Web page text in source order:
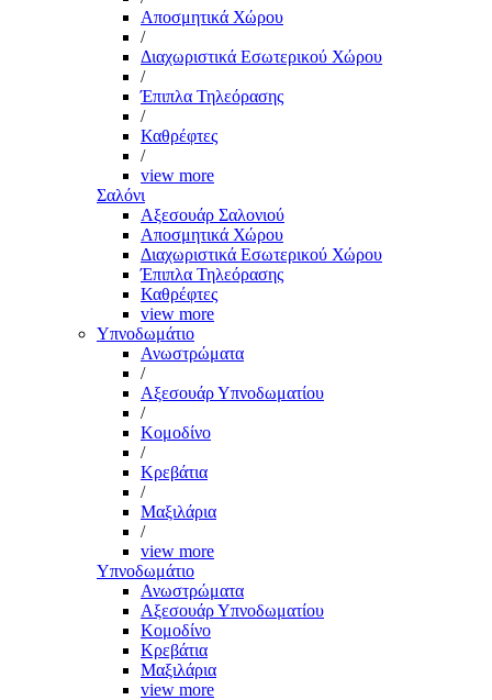
Αποσμητικά Χώρου
/
Διαχωριστικά Εσωτερικού Χώρου
/
Έπιπλα Τηλεόρασης
/
Καθρέφτες
/
view more
Σαλόνι
Αξεσουάρ Σαλονιού
Αποσμητικά Χώρου
Διαχωριστικά Εσωτερικού Χώρου
Έπιπλα Τηλεόρασης
Καθρέφτες
view more
Υπνοδωμάτιο
Ανωστρώματα
/
Αξεσουάρ Υπνοδωματίου
/
Κομοδίνο
/
Κρεβάτια
/
Μαξιλάρια
/
view more
Υπνοδωμάτιο
Ανωστρώματα
Αξεσουάρ Υπνοδωματίου
Κομοδίνο
Κρεβάτια
Μαξιλάρια
view more